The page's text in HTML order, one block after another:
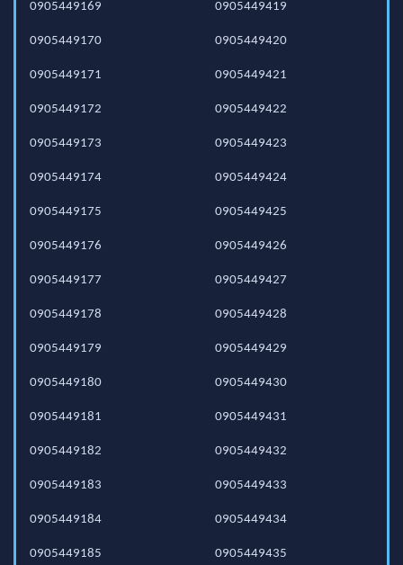
0905449169
0905449170
0905449171
0905449172
0905449173
0905449174
0905449175
0905449176
0905449177
0905449178
0905449179
0905449180
0905449181
0905449182
0905449183
0905449184
0905449185
0905449419
0905449420
0905449421
0905449422
0905449423
0905449424
0905449425
0905449426
0905449427
0905449428
0905449429
0905449430
0905449431
0905449432
0905449433
0905449434
0905449435